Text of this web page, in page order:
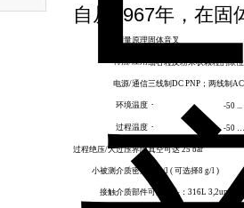
自从1967年，在固
测量原理固体音叉
特点/应用细谷粒及粉末状颗粒的限
电源/通信三线制 DC PNP ；两线制 AC
环境温度 ·-50 ...
过程温度 ·-50
过程绝压/大过压界限真空可达25 bar
小被测介质密度 10 g/l ( 可选择8 g/l )
接触介质部件可选探头： 316L 3,2um